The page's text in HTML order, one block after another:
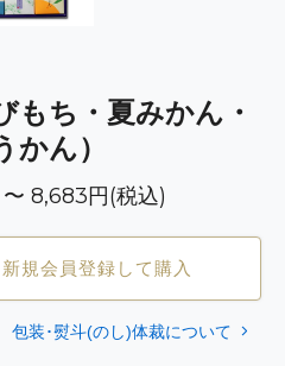
もち・夏みかん・
かん）
8,683円(税込)
規会員登録して購入
包装･熨斗(のし)体裁について